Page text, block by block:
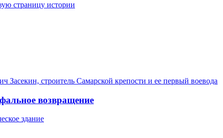
страницу истории
Засекин, строитель Самарской крепости и ее первый воевода
возвращение
здание